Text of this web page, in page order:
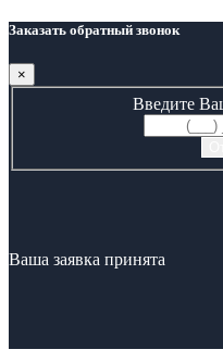
Заказать обратный звонок
×
Введите
Ваша заявка принята